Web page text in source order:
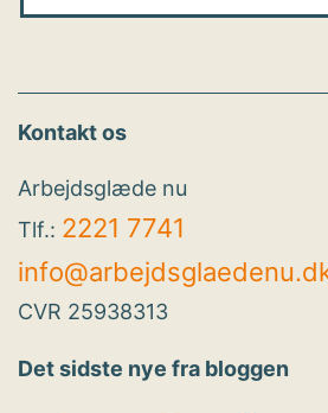
Kontakt os
Arbejdsglæde nu
Tlf.: 2221 7741
CVR 25938313
Det sidste nye fra bloggen